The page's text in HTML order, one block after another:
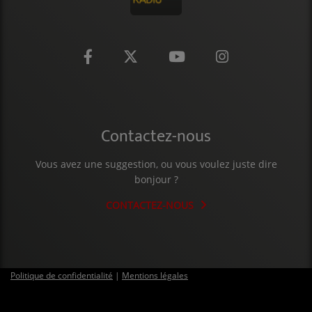
Contactez-nous
Vous avez une suggestion, ou vous voulez juste dire
bonjour ?
CONTACTEZ-NOUS
Politique de confidentialité | Mentions légales